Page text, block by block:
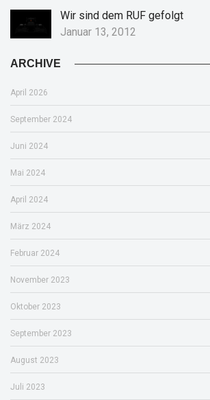
Wir sind dem RUF gefolgt
Januar 13, 2012
ARCHIVE
April 2026
September 2024
Juni 2024
Mai 2024
April 2024
März 2024
Februar 2024
November 2023
Oktober 2023
September 2023
August 2023
Juli 2023